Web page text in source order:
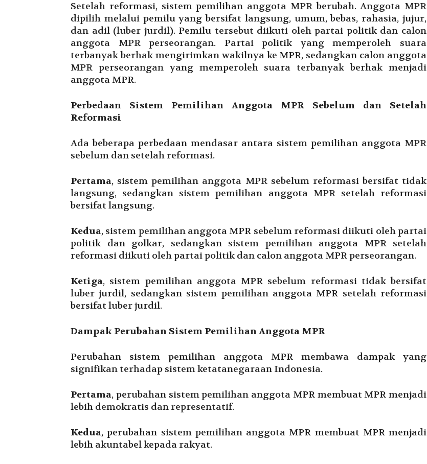
Setelah reformasi, sistem pemilihan anggota MPR berubah. Anggota MPR
dipilih melalui pemilu yang bersifat langsung, umum, bebas, rahasia, jujur,
dan adil (luber jurdil). Pemilu tersebut diikuti oleh partai politik dan calon
anggota MPR perseorangan. Partai politik yang memperoleh suara
terbanyak berhak mengirimkan wakilnya ke MPR, sedangkan calon anggota
MPR perseorangan yang memperoleh suara terbanyak berhak menjadi
anggota MPR.
Perbedaan Sistem Pemilihan Anggota MPR Sebelum dan Setelah
Reformasi
Ada beberapa perbedaan mendasar antara sistem pemilihan anggota MPR
sebelum dan setelah reformasi.
Pertama, sistem pemilihan anggota MPR sebelum reformasi bersifat tidak
langsung, sedangkan sistem pemilihan anggota MPR setelah reformasi
bersifat langsung.
Kedua, sistem pemilihan anggota MPR sebelum reformasi diikuti oleh partai
politik dan golkar, sedangkan sistem pemilihan anggota MPR setelah
reformasi diikuti oleh partai politik dan calon anggota MPR perseorangan.
Ketiga, sistem pemilihan anggota MPR sebelum reformasi tidak bersifat
luber jurdil, sedangkan sistem pemilihan anggota MPR setelah reformasi
bersifat luber jurdil.
Dampak Perubahan Sistem Pemilihan Anggota MPR
Perubahan sistem pemilihan anggota MPR membawa dampak yang
signifikan terhadap sistem ketatanegaraan Indonesia.
Pertama, perubahan sistem pemilihan anggota MPR membuat MPR menjadi
lebih demokratis dan representatif.
Kedua, perubahan sistem pemilihan anggota MPR membuat MPR menjadi
lebih akuntabel kepada rakyat.